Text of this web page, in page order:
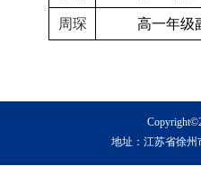
周琛 高一年级
地址：江苏省徐州